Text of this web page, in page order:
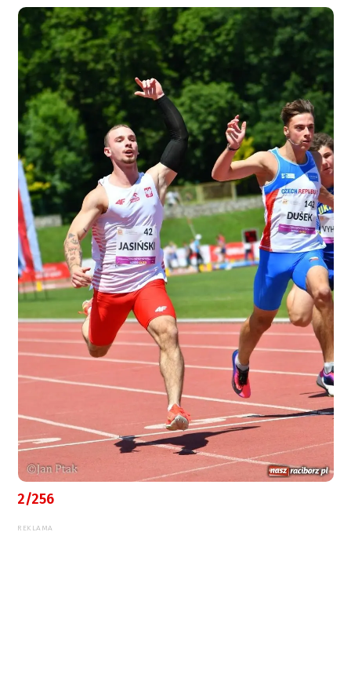
2/256
REKLAMA